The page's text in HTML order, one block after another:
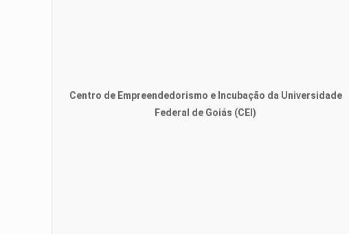
Centro de Empreendedorismo e Incubação da Universidade
Federal de Goiás (CEI)